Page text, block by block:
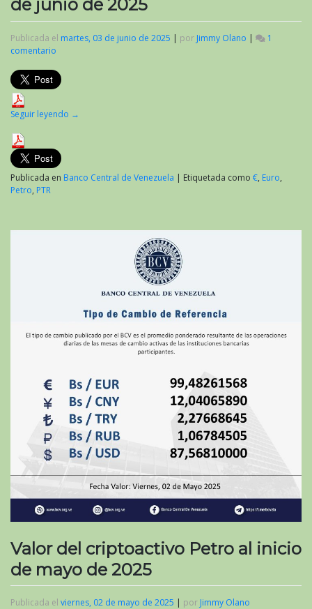
de junio de 2025
Publicada el martes, 03 de junio de 2025 | por Jimmy Olano |
1
comentario
del
criptoactivo
al
junio
de
2025
Seguir leyendo →
Publicada en Banco Central de Venezuela | Etiquetada como €, Euro,
Petro, PTR
Valor del criptoactivo Petro al inicio
de mayo de 2025
Publicada el viernes, 02 de mayo de 2025 | por Jimmy Olano